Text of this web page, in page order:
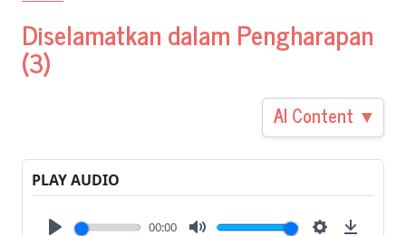
Diselamatkan dalam Pengharapan
(3)
AI Content ▼
PLAY AUDIO
00:00